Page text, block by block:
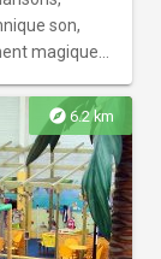
son,
magique
de
installé à
chiffres : –
assises
en
explore 6.2 km